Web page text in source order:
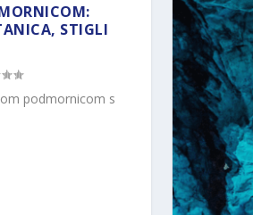
STIGLI
podmornicom s